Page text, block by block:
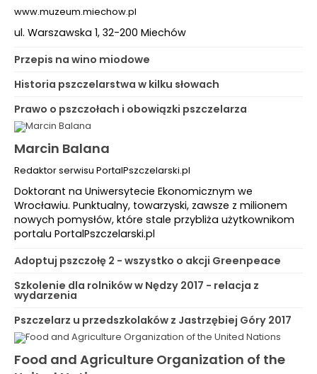
www.muzeum.miechow.pl
ul. Warszawska 1, 32-200 Miechów
Przepis na wino miodowe
Historia pszczelarstwa w kilku słowach
Prawo o pszczołach i obowiązki pszczelarza
Marcin Balana
Redaktor serwisu PortalPszczelarski.pl
Doktorant na Uniwersytecie Ekonomicznym we
Wrocławiu. Punktualny, towarzyski, zawsze z milionem
nowych pomysłów, które stale przybliża użytkownikom
portalu PortalPszczelarski.pl
Adoptuj pszczołę 2 - wszystko o akcji Greenpeace
Szkolenie dla rolników w Nędzy 2017 - relacja z
wydarzenia
Pszczelarz u przedszkolaków z Jastrzębiej Góry 2017
Food and Agriculture Organization of the